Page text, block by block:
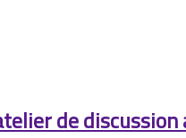
de discussion